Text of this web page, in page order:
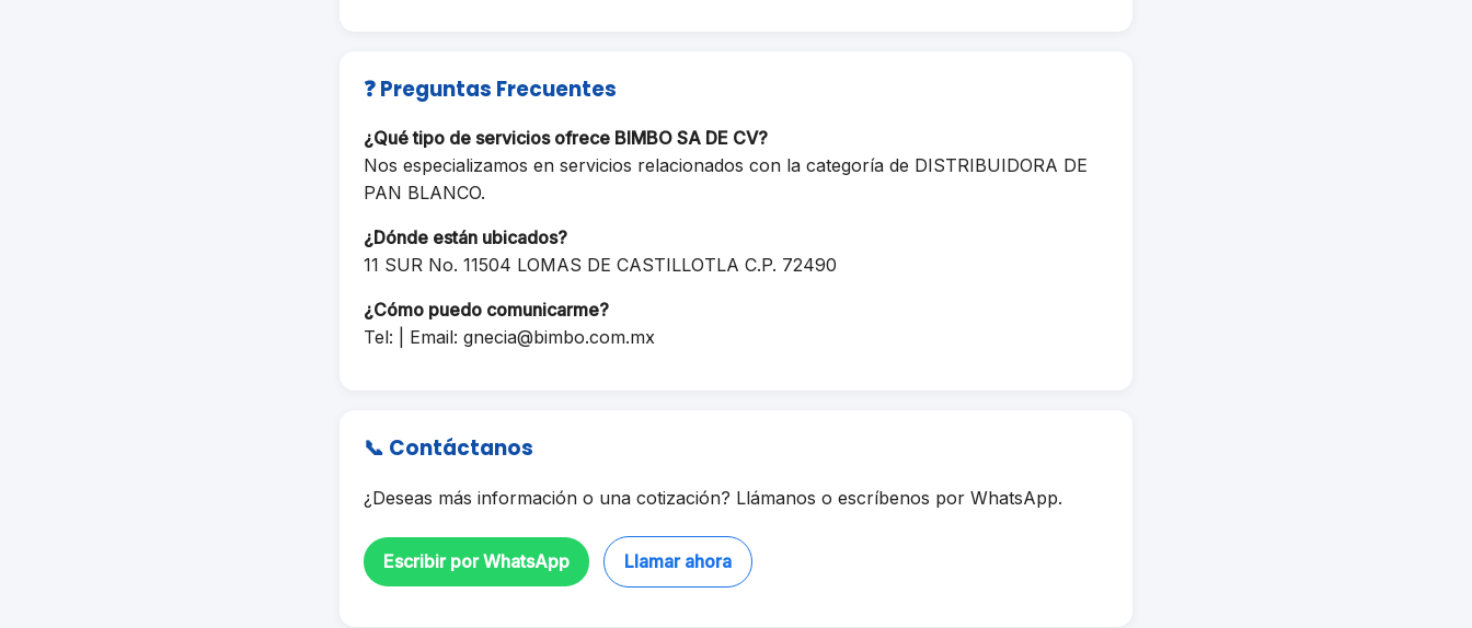
❓ Preguntas Frecuentes
¿Qué tipo de servicios ofrece BIMBO SA DE CV?
Nos especializamos en servicios relacionados con la categoría de DISTRIBUIDORA DE
PAN BLANCO.
¿Dónde están ubicados?
11 SUR No. 11504 LOMAS DE CASTILLOTLA C.P. 72490
¿Cómo puedo comunicarme?
Tel: | Email: gnecia@bimbo.com.mx
📞 Contáctanos
¿Deseas más información o una cotización? Llámanos o escríbenos por WhatsApp.
Escribir por WhatsApp Llamar ahora